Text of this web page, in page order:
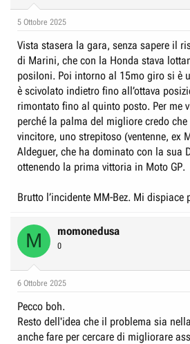
5 Ottobre 2025
Vista stasera la gara, senza sapere il
di Marini, che con la Honda stava
posiIoni. Poi intorno al 15mo giro si è
è scivolato indietro fino all’ottava
rimontato fino al quinto posto. Per me
perché la palma del migliore credo
vincitore, uno strepitoso (ventenne, ex
Aldeguer, che ha dominato con la sua
ottenendo la prima vittoria in Moto GP.
Brutto l’incidente MM-Bez. Mi
M momonedusa
0
6 Ottobre 2025
Pecco boh.
Resto dell'idea che il problema sia
anche fare per cercare di migliorare